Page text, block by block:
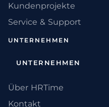
Kundenprojekte
Service & Support
UNTERNEHMEN
UNTERNEHMEN
Über HRTime
Kontakt